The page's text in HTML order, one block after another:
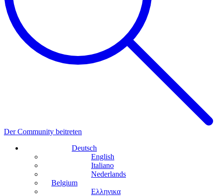
Der Community beitreten
Deutsch
English
Italiano
Nederlands
Belgium
Ελληνικα